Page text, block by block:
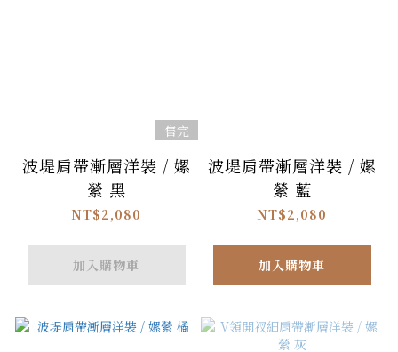
售完
波堤肩帶漸層洋裝 / 嫘
縈 黑
NT$2,080
加入購物車
波堤肩帶漸層洋裝 / 嫘
縈 藍
NT$2,080
加入購物車